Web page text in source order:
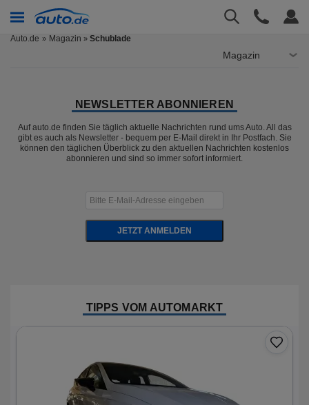
Auto.de Magazin » Schublade
Magazin
NEWSLETTER ABONNIEREN
Auf auto.de finden Sie täglich aktuelle Nachrichten rund ums Auto. All das
gibt es auch als Newsletter - bequem per E-Mail direkt in Ihr Postfach. Sie
können den täglichen Überblick zu den aktuellen Nachrichten kostenlos
abonnieren und sind so immer sofort informiert.
JETZT ANMELDEN
TIPPS VOM AUTOMARKT